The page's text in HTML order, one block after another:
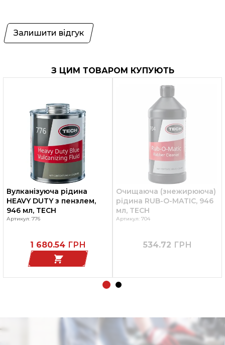
Залишити відгук
З ЦИМ ТОВАРОМ КУПУЮТЬ
Вулканізуюча рідина
HEAVY DUTY з пензлем,
946 мл, TECH
Артикул: 776
1 680.54 ГРН
Очищаюча (знежирююча)
рідина RUB-O-MATIC, 946
мл, TECH
Артикул: 704
534.72 ГРН